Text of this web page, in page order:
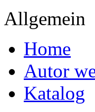
Allgemein
Home
Autor
Katalog